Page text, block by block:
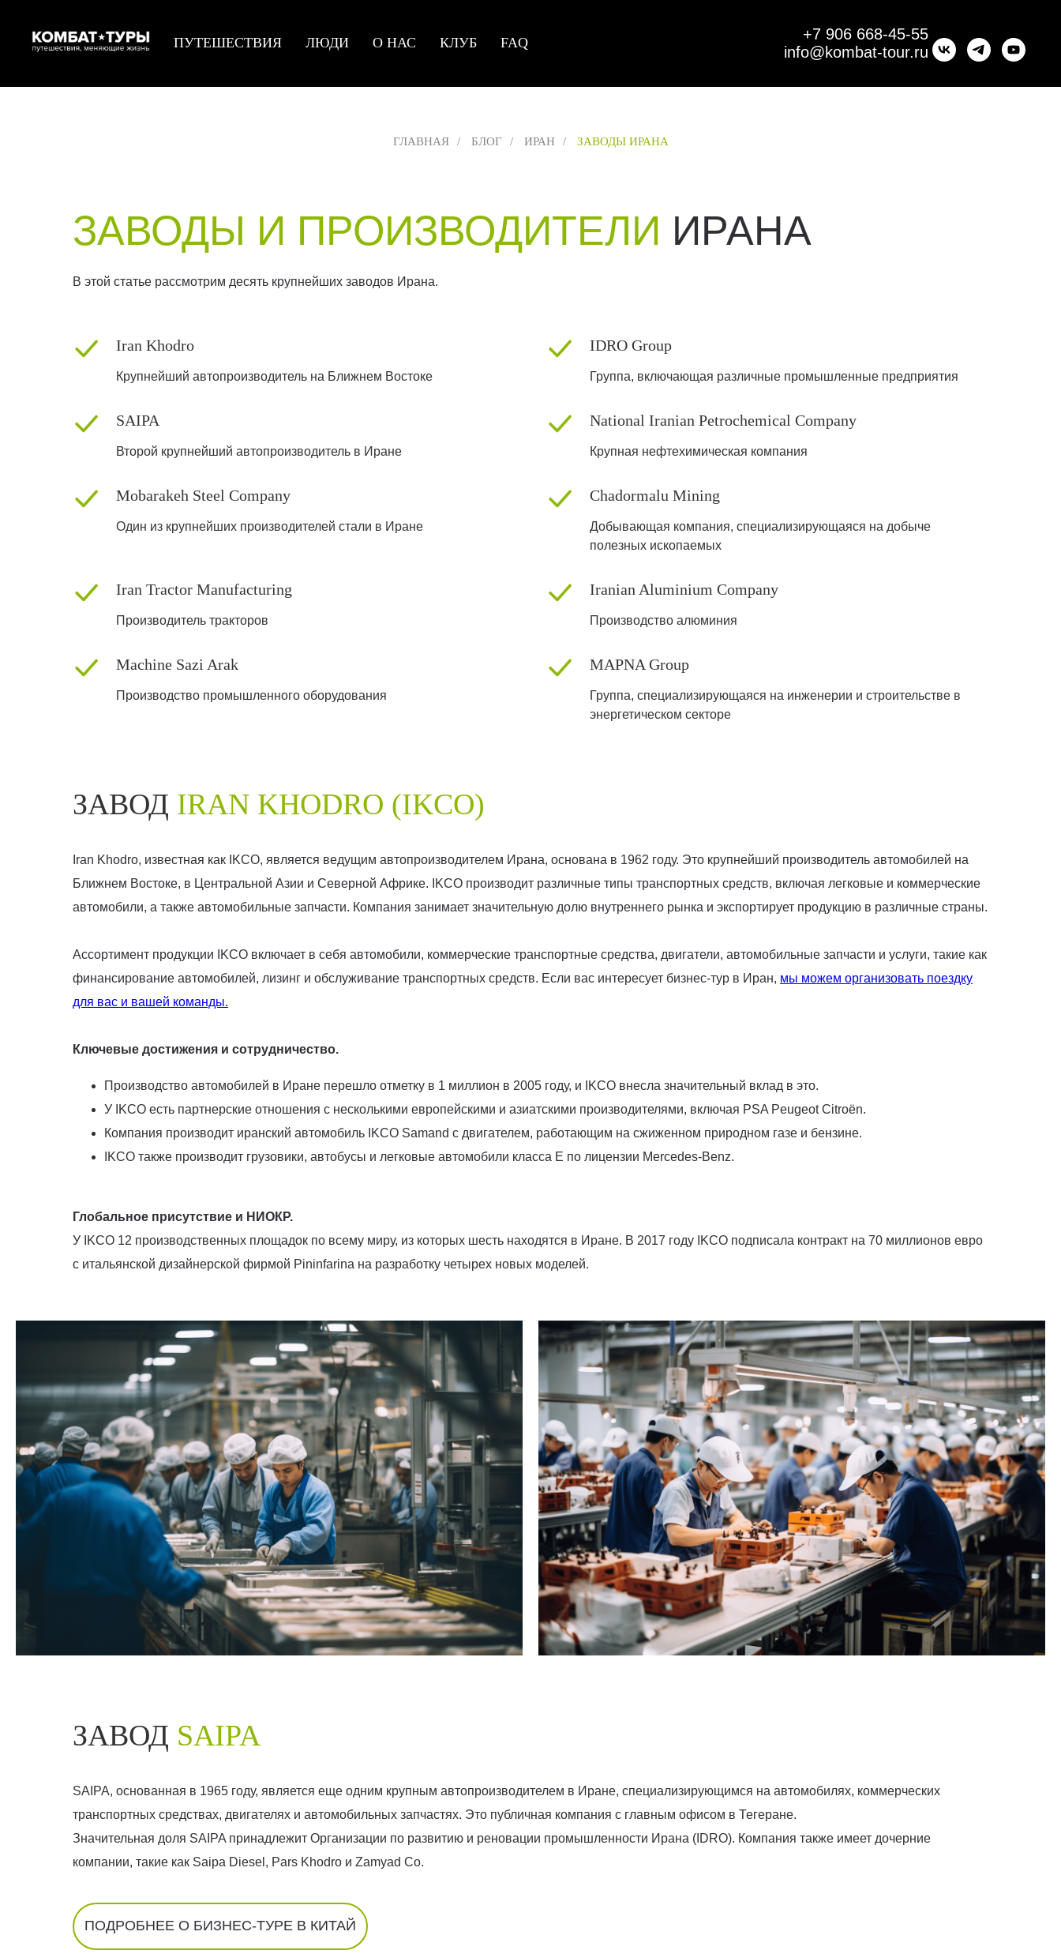
ПУТЕШЕСТВИЯ ЛЮДИ О НАС КЛУБ FAQ
+7 906 668-45-55
info@kombat-tour.ru
ГЛАВНАЯ / БЛОГ / ИРАН / ЗАВОДЫ ИРАНА
ЗАВОДЫ И ПРОИЗВОДИТЕЛИ ИРАНА
В этой статье рассмотрим десять крупнейших заводов Ирана.
Iran Khodro
Крупнейший автопроизводитель на Ближнем Востоке
IDRO Group
Группа, включающая различные промышленные предприятия
SAIPA
Второй крупнейший автопроизводитель в Иране
National Iranian Petrochemical Company
Крупная нефтехимическая компания
Mobarakeh Steel Company
Один из крупнейших производителей стали в Иране
Chadormalu Mining
Добывающая компания, специализирующаяся на добыче
полезных ископаемых
Iran Tractor Manufacturing
Производитель тракторов
Iranian Aluminium Company
Производство алюминия
Machine Sazi Arak
Производство промышленного оборудования
MAPNA Group
Группа, специализирующаяся на инженерии и строительстве в
энергетическом секторе
ЗАВОД IRAN KHODRO (IKCO)
Iran Khodro, известная как IKCO, является ведущим автопроизводителем Ирана, основана в 1962 году. Это крупнейший производитель автомобилей на
Ближнем Востоке, в Центральной Азии и Северной Африке. IKCO производит различные типы транспортных средств, включая легковые и коммерческие
автомобили, а также автомобильные запчасти. Компания занимает значительную долю внутреннего рынка и экспортирует продукцию в различные страны.
Ассортимент продукции IKCO включает в себя автомобили, коммерческие транспортные средства, двигатели, автомобильные запчасти и услуги, такие как
финансирование автомобилей, лизинг и обслуживание транспортных средств. Если вас интересует бизнес-тур в Иран, мы можем организовать поездку
для вас и вашей команды.
Ключевые достижения и сотрудничество.
Производство автомобилей в Иране перешло отметку в 1 миллион в 2005 году, и IKCO внесла значительный вклад в это.
У IKCO есть партнерские отношения с несколькими европейскими и азиатскими производителями, включая PSA Peugeot Citroën.
Компания производит иранский автомобиль IKCO Samand с двигателем, работающим на сжиженном природном газе и бензине.
IKCO также производит грузовики, автобусы и легковые автомобили класса E по лицензии Mercedes-Benz.
Глобальное присутствие и НИОКР.
У IKCO 12 производственных площадок по всему миру, из которых шесть находятся в Иране. В 2017 году IKCO подписала контракт на 70 миллионов евро
с итальянской дизайнерской фирмой Pininfarina на разработку четырех новых моделей.
ЗАВОД SAIPA
SAIPA, основанная в 1965 году, является еще одним крупным автопроизводителем в Иране, специализирующимся на автомобилях, коммерческих
транспортных средствах, двигателях и автомобильных запчастях. Это публичная компания с главным офисом в Тегеране.
Значительная доля SAIPA принадлежит Организации по развитию и реновации промышленности Ирана (IDRO). Компания также имеет дочерние
компании, такие как Saipa Diesel, Pars Khodro и Zamyad Co.
ПОДРОБНЕЕ О БИЗНЕС-ТУРЕ В КИТАЙ